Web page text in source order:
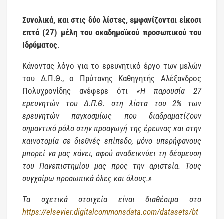
Συνολικά, και στις δύο λίστες, εμφανίζονται είκοσι
επτά (27) μέλη του ακαδημαϊκού προσωπικού του
Ιδρύματος.
Κάνοντας λόγο για το ερευνητικό έργο των μελών
του Δ.Π.Θ., ο Πρύτανης Καθηγητής Αλέξανδρος
Πολυχρονίδης ανέφερε ότι «Η παρουσία 27
ερευνητών του Δ.Π.Θ. στη λίστα του 2% των
ερευνητών παγκοσμίως που διαδραματίζουν
σημαντικό ρόλο στην προαγωγή της έρευνας και στην
καινοτομία σε διεθνές επίπεδο, μόνο υπερήφανους
μπορεί να μας κάνει, αφού αναδεικνύει τη δέσμευση
του Πανεπιστημίου μας προς την αριστεία. Τους
συγχαίρω προσωπικά όλες και όλους.»
Τα σχετικά στοιχεία είναι διαθέσιμα στο
https://elsevier.digitalcommonsdata.com/datasets/bt